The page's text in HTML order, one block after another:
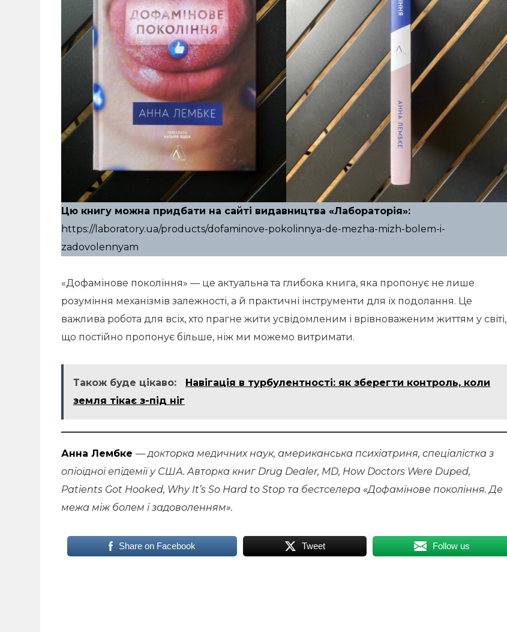
Цю книгу можна придбати на сайті видавництва «Лабораторія»:
https://laboratory.ua/products/dofaminove-pokolinnya-de-mezha-mizh-bolem-i-
zadovolennyam
«Дофамінове покоління» — це актуальна та глибока книга, яка пропонує не лише
розуміння механізмів залежності, а й практичні інструменти для їх подолання. Це
важлива робота для всіх, хто прагне жити усвідомленим і врівноваженим життям у світі,
що постійно пропонує більше, ніж ми можемо витримати.
Також буде цікаво:
Навігація в турбулентності: як зберегти контроль, коли
земля тікає з-під ніг
Анна Лембке — докторка медичних наук, американська психіатриня, спеціалістка з
опіоїдної епідемії у США. Авторка книг Drug Dealer, MD, How Doctors Were Duped,
Patients Got Hooked, Why It’s So Hard to Stop та бестселера «Дофамінове покоління. Де
межа між болем і задоволенням».
Share on Facebook Tweet Follow us